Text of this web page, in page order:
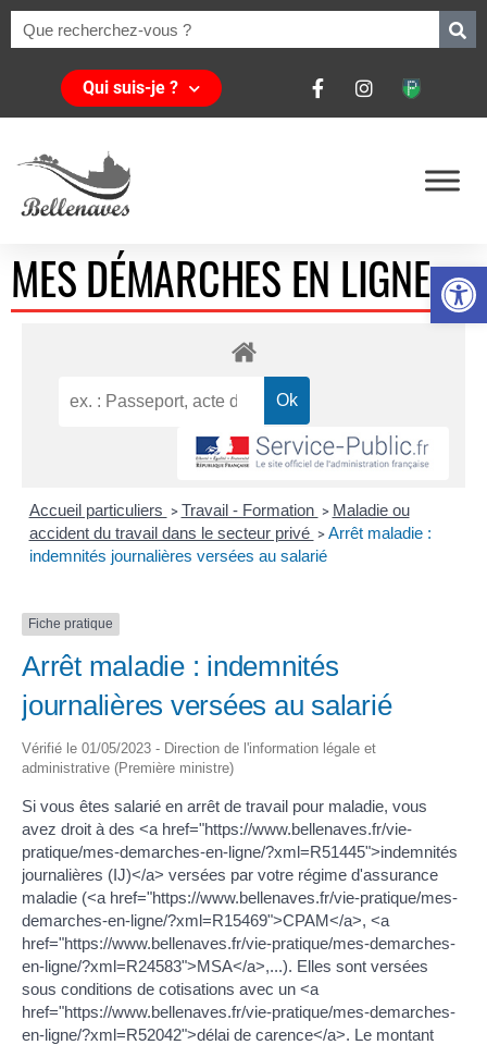
Ouvrir
Qui suis-je ?
MES DÉMARCHES EN LIGNE
Accueil particuliers > Travail - Formation > Maladie ou
accident du travail dans le secteur privé > Arrêt maladie :
indemnités journalières versées au salarié
Fiche pratique
Arrêt maladie : indemnités
journalières versées au salarié
Vérifié le 01/05/2023 - Direction de l'information légale et
administrative (Première ministre)
Si vous êtes salarié en arrêt de travail pour maladie, vous
avez droit à des <a href="https://www.bellenaves.fr/vie-
pratique/mes-demarches-en-ligne/?xml=R51445">indemnités
journalières (IJ)</a> versées par votre régime d'assurance
maladie (<a href="https://www.bellenaves.fr/vie-pratique/mes-
demarches-en-ligne/?xml=R15469">CPAM</a>, <a
href="https://www.bellenaves.fr/vie-pratique/mes-demarches-
en-ligne/?xml=R24583">MSA</a>,...). Elles sont versées
sous conditions de cotisations avec un <a
href="https://www.bellenaves.fr/vie-pratique/mes-demarches-
en-ligne/?xml=R52042">délai de carence</a>. Le montant